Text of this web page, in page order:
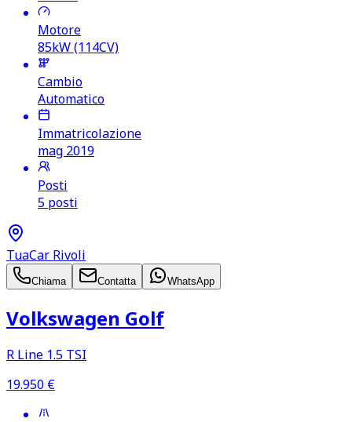
Motore
85kW (114CV)
Cambio
Automatico
Immatricolazione
mag 2019
Posti
5 posti
TuaCar Rivoli
Chiama Contatta WhatsApp
Volkswagen Golf
R Line 1.5 TSI
19.950 €